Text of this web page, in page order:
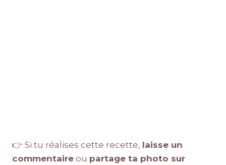
👉 Si tu réalises cette recette, laisse un
commentaire ou partage ta photo sur